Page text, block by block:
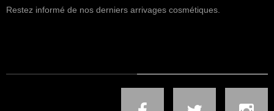
Restez informé de nos derniers arrivages cosmétiques.